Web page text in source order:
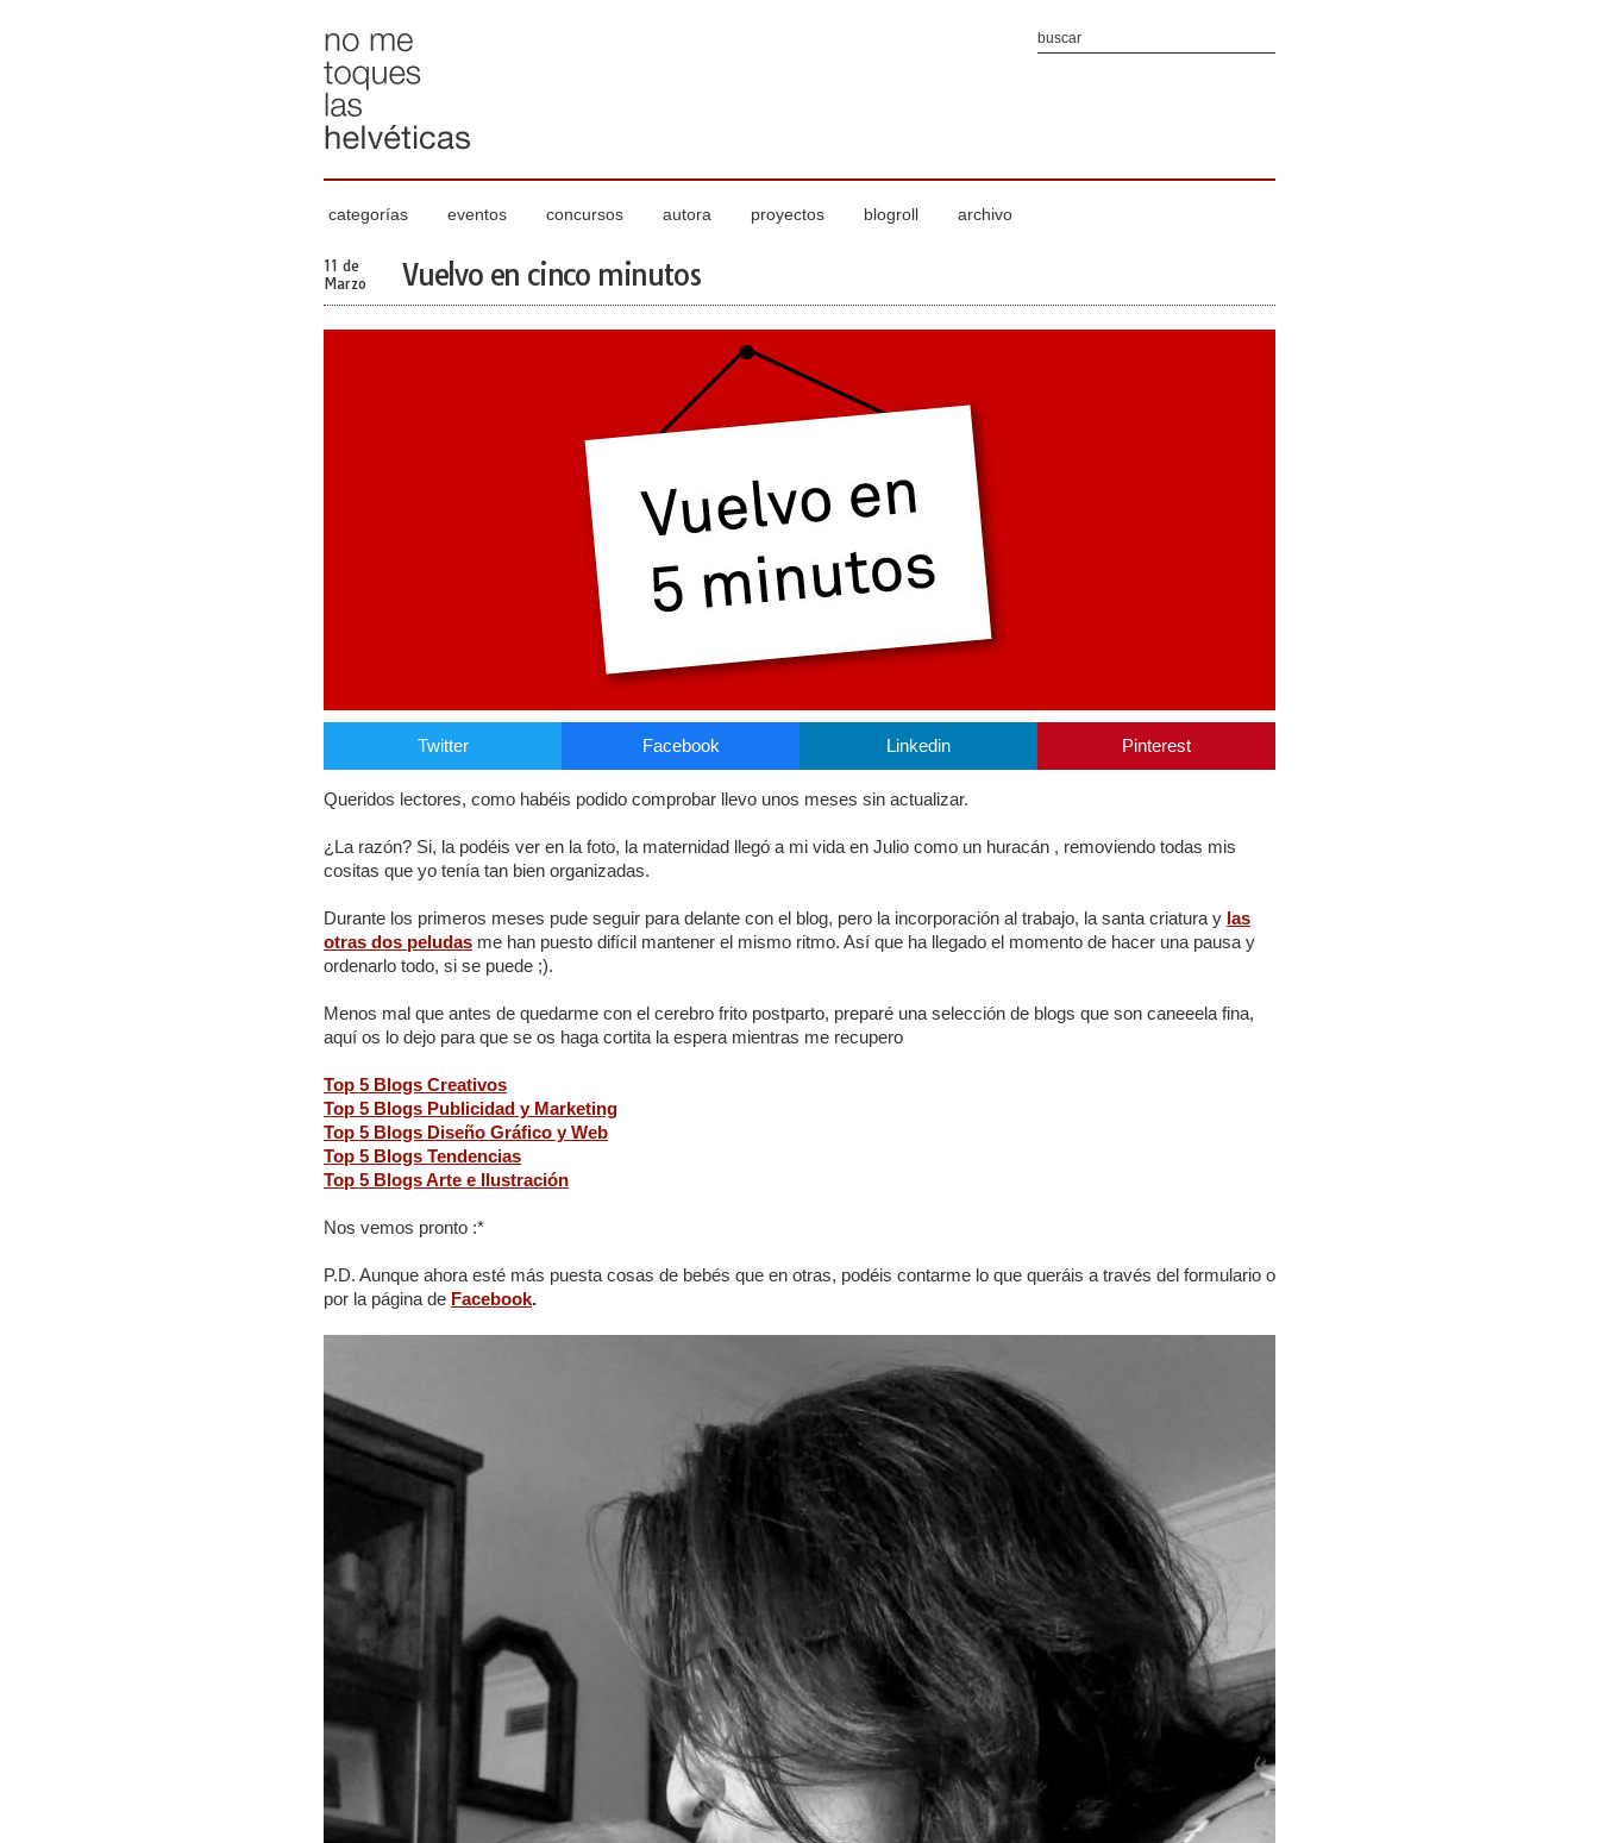
categorías eventos concursos autora proyectos blogroll archivo
11 de
Marzo
Vuelvo en cinco minutos
Twitter Facebook Linkedin Pinterest
Queridos lectores, como habéis podido comprobar llevo unos meses sin actualizar.
¿La razón? Si, la podéis ver en la foto, la maternidad llegó a mi vida en Julio como un huracán , removiendo todas mis
cositas que yo tenía tan bien organizadas.
Durante los primeros meses pude seguir para delante con el blog, pero la incorporación al trabajo, la santa criatura y las
otras dos peludas me han puesto difícil mantener el mismo ritmo. Así que ha llegado el momento de hacer una pausa y
ordenarlo todo, si se puede ;).
Menos mal que antes de quedarme con el cerebro frito postparto, preparé una selección de blogs que son caneeela fina,
aquí os lo dejo para que se os haga cortita la espera mientras me recupero
Top 5 Blogs Creativos
Top 5 Blogs Publicidad y Marketing
Top 5 Blogs Diseño Gráfico y Web
Top 5 Blogs Tendencias
Top 5 Blogs Arte e Ilustración
Nos vemos pronto :*
P.D. Aunque ahora esté más puesta cosas de bebés que en otras, podéis contarme lo que queráis a través del formulario o
por la página de Facebook.